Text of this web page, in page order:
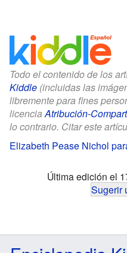
Todo el contenido de los
Kiddle (incluidas las
libremente para fines
licenciaAtribución-
lo contrario. Citar este
Elizabeth Pease Nichol
Última edición el
Sugerir